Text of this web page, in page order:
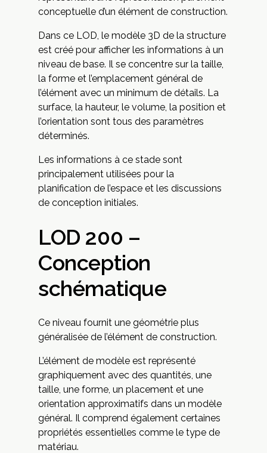
conceptuelle d’un élément de construction.
Dans ce LOD, le modèle 3D de la structure
est créé pour afficher les informations à un
niveau de base. Il se concentre sur la taille,
la forme et l’emplacement général de
l’élément avec un minimum de détails. La
surface, la hauteur, le volume, la position et
l’orientation sont tous des paramètres
déterminés.
Les informations à ce stade sont
principalement utilisées pour la
planification de l’espace et les discussions
de conception initiales.
LOD 200 –
Conception
schématique
Ce niveau fournit une géométrie plus
généralisée de l’élément de construction.
L’élément de modèle est représenté
graphiquement avec des quantités, une
taille, une forme, un placement et une
orientation approximatifs dans un modèle
général. Il comprend également certaines
propriétés essentielles comme le type de
matériau.